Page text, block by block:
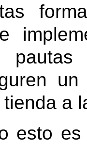
un
tienda a
esto